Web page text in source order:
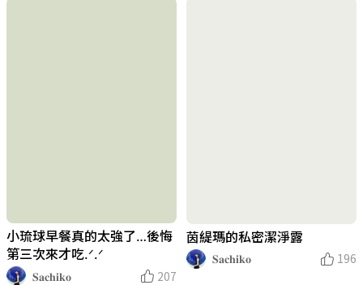
小琉球早餐真的太強了…後悔
第三次來才吃.ᐟ.ᐟ
𝐒𝐚𝐜𝐡𝐢𝐤𝐨
207
茵緹瑪的私密潔淨露
𝐒𝐚𝐜𝐡𝐢𝐤𝐨
196